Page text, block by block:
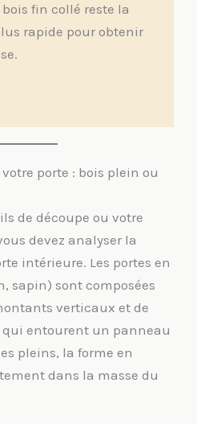
fin collé reste la
rapide pour obtenir
porte : bois plein ou
de découpe ou votre
devez analyser la
intérieure. Les portes en
sapin) sont composées
verticaux et de
entourent un panneau
pleins, la forme en
dans la masse du